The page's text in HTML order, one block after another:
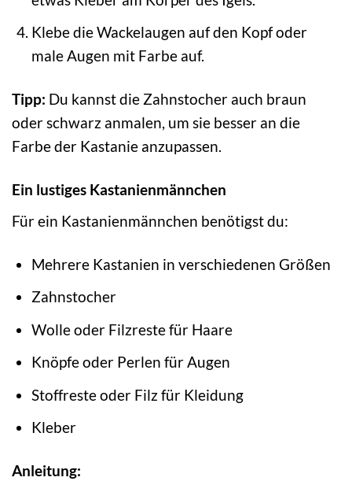
Klebe die Wackelaugen auf den Kopf oder
male Augen mit Farbe auf.
Tipp: Du kannst die Zahnstocher auch braun
oder schwarz anmalen, um sie besser an die
Farbe der Kastanie anzupassen.
Ein lustiges Kastanienmännchen
Für ein Kastanienmännchen benötigst du:
Mehrere Kastanien in verschiedenen Größen
Zahnstocher
Wolle oder Filzreste für Haare
Knöpfe oder Perlen für Augen
Stoffreste oder Filz für Kleidung
Kleber
Anleitung: